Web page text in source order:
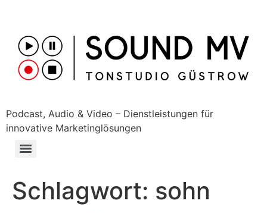
Podcast, Audio & Video – Dienstleistungen für
innovative Marketinglösungen
Schlagwort: sohn